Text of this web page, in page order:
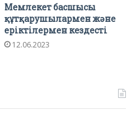
Мемлекет басшысы
құтқарушылармен және
еріктілермен кездесті
12.06.2023